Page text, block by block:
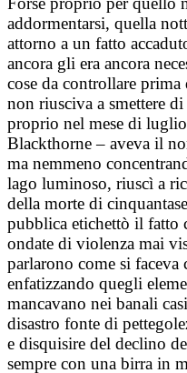
addormentarsi, quella
attorno a un fatto
ancora gli era ancora
cose da controllare prima
non riusciva a smettere
proprio nel mese di
Blackthorne – aveva il
ma nemmeno
lago luminoso, riuscì a
della morte di
pubblica etichettò il fatto
ondate di violenza mai
parlarono come si faceva
enfatizzando quegli
mancavano nei banali
disastro fonte di
e disquisire del declino
sempre con una birra in